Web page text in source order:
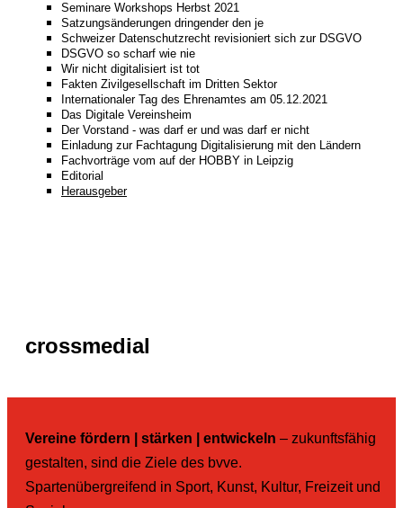
Seminare Workshops Herbst 2021
Satzungsänderungen dringender den je
Schweizer Datenschutzrecht revisioniert sich zur DSGVO
DSGVO so scharf wie nie
Wir nicht digitalisiert ist tot
Fakten Zivilgesellschaft im Dritten Sektor
Internationaler Tag des Ehrenamtes am 05.12.2021
Das Digitale Vereinsheim
Der Vorstand - was darf er und was darf er nicht
Einladung zur Fachtagung Digitalisierung mit den Ländern
Fachvorträge vom auf der HOBBY in Leipzig
Editorial
Herausgeber
crossmedial
Vereine fördern | stärken | entwickeln – zukunftsfähig
gestalten, sind die Ziele des bvve.
Spartenübergreifend in Sport, Kunst, Kultur, Freizeit und